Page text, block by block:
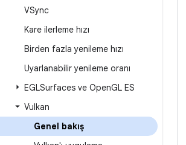
VSync
Kare ilerleme hızı
Birden fazla yenileme hızı
Uyarlanabilir yenileme oranı
EGLSurfaces ve OpenGL ES
Vulkan
Genel bakış